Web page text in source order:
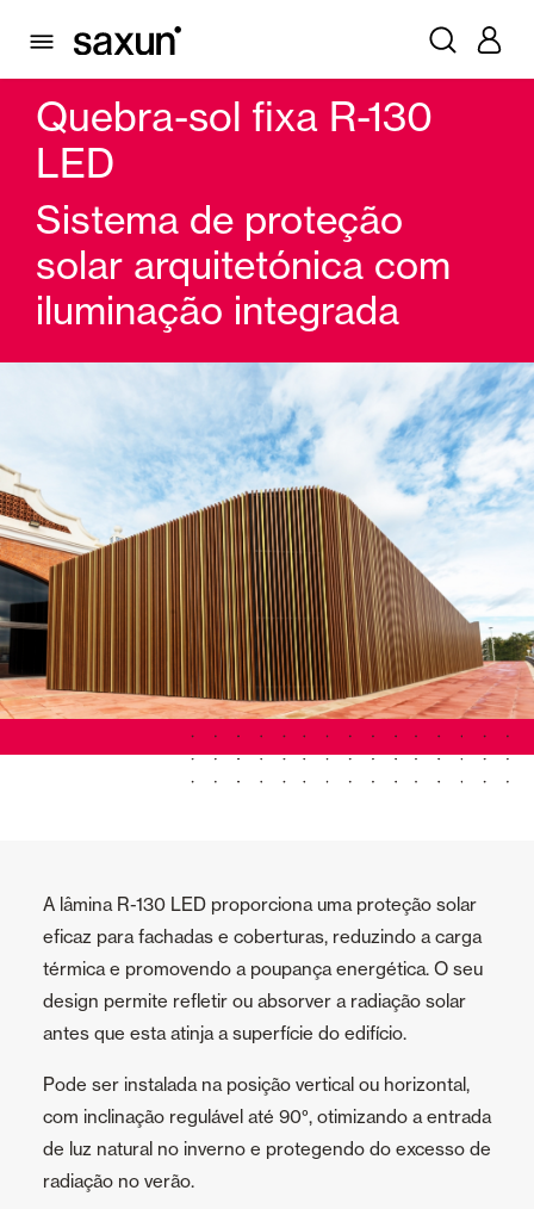
PRODUTOS
LÂMINAS QUEBRA-SOL E MAIORQUINAS
Quebra-sol fixa R-130
LED
Sistema de proteção
solar arquitetónica com
iluminação integrada
A lâmina R-130 LED proporciona uma proteção solar
eficaz para fachadas e coberturas, reduzindo a carga
térmica e promovendo a poupança energética. O seu
design permite refletir ou absorver a radiação solar
antes que esta atinja a superfície do edifício.
Pode ser instalada na posição vertical ou horizontal,
com inclinação regulável até 90°, otimizando a entrada
de luz natural no inverno e protegendo do excesso de
radiação no verão.